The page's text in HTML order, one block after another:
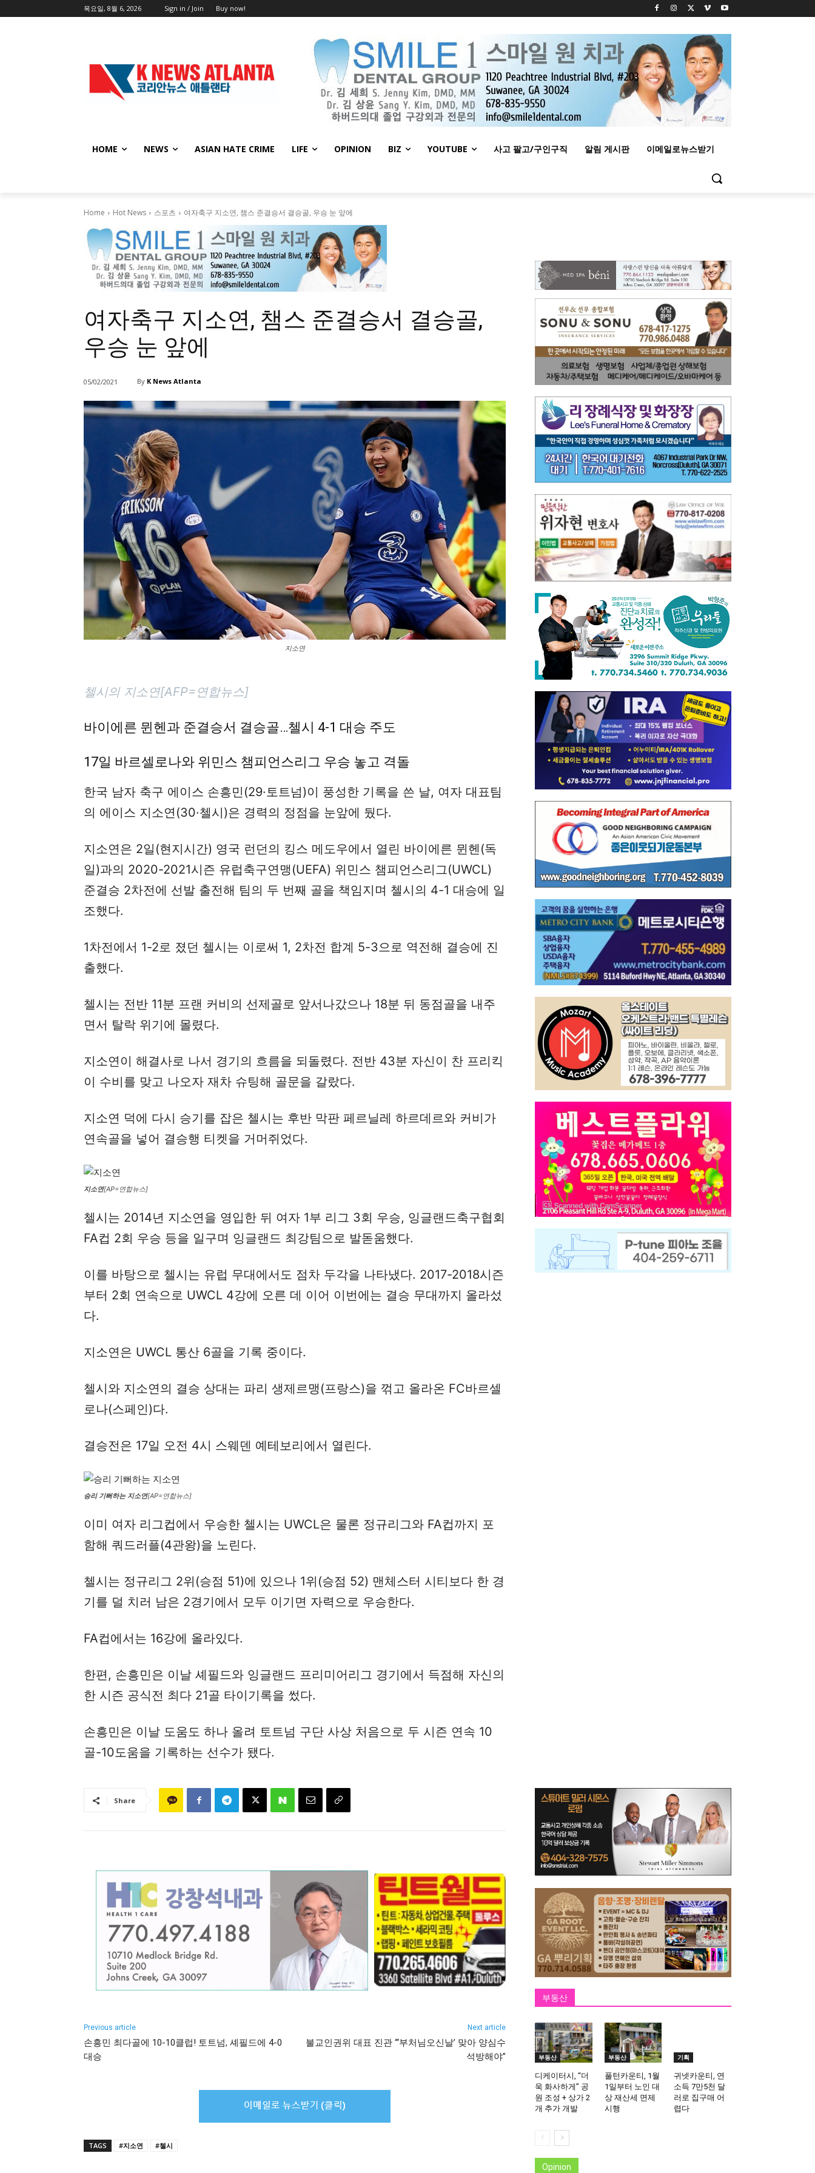
목요일, 8월 6, 2026 Sign in / Join Buy now!
HOME NEWS ASIAN HATE CRIME LIFE OPINION BIZ YOUTUBE 사고 팔고/구인구직 알림 게시판 이메일로뉴스받기
Home Hot News 스포츠 여자축구 지소연, 챔스 준결승서 결승골, 우승 눈 앞에
여자축구 지소연, 챔스 준결승서 결승골,
우승 눈 앞에
05/02/2021 By K News Atlanta
지소연
첼시의 지소연[AFP=연합뉴스]
바이에른 뮌헨과 준결승서 결승골…첼시 4-1 대승 주도
17일 바르셀로나와 위민스 챔피언스리그 우승 놓고 격돌
한국 남자 축구 에이스 손흥민(29·토트넘)이 풍성한 기록을 쓴 날, 여자 대표팀
의 에이스 지소연(30·첼시)은 경력의 정점을 눈앞에 뒀다.
지소연은 2일(현지시간) 영국 런던의 킹스 메도우에서 열린 바이에른 뮌헨(독
일)과의 2020-2021시즌 유럽축구연맹(UEFA) 위민스 챔피언스리그(UWCL)
준결승 2차전에 선발 출전해 팀의 두 번째 골을 책임지며 첼시의 4-1 대승에 일
조했다.
1차전에서 1-2로 졌던 첼시는 이로써 1, 2차전 합계 5-3으로 역전해 결승에 진
출했다.
첼시는 전반 11분 프랜 커비의 선제골로 앞서나갔으나 18분 뒤 동점골을 내주
면서 탈락 위기에 몰렸다.
지소연이 해결사로 나서 경기의 흐름을 되돌렸다. 전반 43분 자신이 찬 프리킥
이 수비를 맞고 나오자 재차 슈팅해 골문을 갈랐다.
지소연 덕에 다시 승기를 잡은 첼시는 후반 막판 페르닐레 하르데르와 커비가
연속골을 넣어 결승행 티켓을 거머쥐었다.
지소연[AP=연합뉴스]
첼시는 2014년 지소연을 영입한 뒤 여자 1부 리그 3회 우승, 잉글랜드축구협회
FA컵 2회 우승 등을 일구며 잉글랜드 최강팀으로 발돋움했다.
이를 바탕으로 첼시는 유럽 무대에서도 점차 두각을 나타냈다. 2017-2018시즌
부터 2회 연속으로 UWCL 4강에 오른 데 이어 이번에는 결승 무대까지 올라섰
다.
지소연은 UWCL 통산 6골을 기록 중이다.
첼시와 지소연의 결승 상대는 파리 생제르맹(프랑스)을 꺾고 올라온 FC바르셀
로나(스페인)다.
결승전은 17일 오전 4시 스웨덴 예테보리에서 열린다.
승리 기뻐하는 지소연[AP=연합뉴스]
이미 여자 리그컵에서 우승한 첼시는 UWCL은 물론 정규리그와 FA컵까지 포
함해 쿼드러플(4관왕)을 노린다.
첼시는 정규리그 2위(승점 51)에 있으나 1위(승점 52) 맨체스터 시티보다 한 경
기를 덜 치러 남은 2경기에서 모두 이기면 자력으로 우승한다.
FA컵에서는 16강에 올라있다.
한편, 손흥민은 이날 셰필드와 잉글랜드 프리미어리그 경기에서 득점해 자신의
한 시즌 공식전 최다 21골 타이기록을 썼다.
손흥민은 이날 도움도 하나 올려 토트넘 구단 사상 처음으로 두 시즌 연속 10
골-10도움을 기록하는 선수가 됐다.
Share
Previous article
손흥민 최다골에 10-10클럽! 토트넘, 셰필드에 4-0
대승
Next article
불교인권위 대표 진관 “‘부처님오신날’ 맞아 양심수
석방해야”
TAGS #지소연 #첼시
부동산
부동산
디케이터시, “더
욱 화사하게” 공
원 조성 + 상가 2
개 추가 개발
부동산
풀턴카운티, 1월
1일부터 노인 대
상 재산세 면제
시행
기획
귀넷카운티, 연
소득 7만5천 달
러로 집구매 어
렵다
Opinion